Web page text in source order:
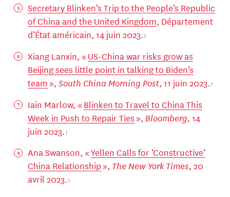
Secretary Blinken’s Trip to the People’s Republic
of China and the United Kingdom, Département
d’État américain, 14 juin 2023.
Xiang Lanxin, « US-China war risks grow as
Beijing sees little point in talking to Biden’s
team», South China Morning Post, 11 juin 2023.
Iain Marlow, « Blinken to Travel to China This
Week in Push to Repair Ties», Bloomberg, 14
juin 2023.
Ana Swanson, «Yellen Calls for ‘Constructive’
China Relationship», The New York Times, 20
avril 2023.